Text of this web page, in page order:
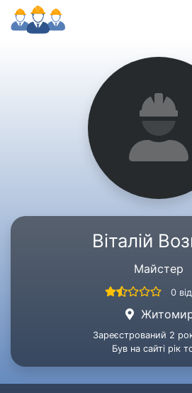
Віталій
Майстер
0
Зареєстрований 2
Був на сайті рік